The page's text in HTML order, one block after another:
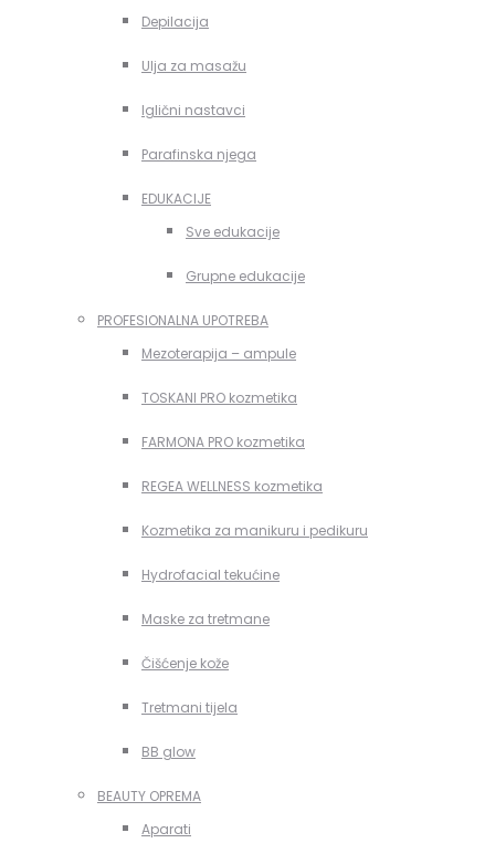
Depilacija
Ulja za masažu
Iglični nastavci
Parafinska njega
EDUKACIJE
Sve edukacije
Grupne edukacije
PROFESIONALNA UPOTREBA
Mezoterapija – ampule
TOSKANI PRO kozmetika
FARMONA PRO kozmetika
REGEA WELLNESS kozmetika
Kozmetika za manikuru i pedikuru
Hydrofacial tekućine
Maske za tretmane
Čišćenje kože
Tretmani tijela
BB glow
BEAUTY OPREMA
Aparati